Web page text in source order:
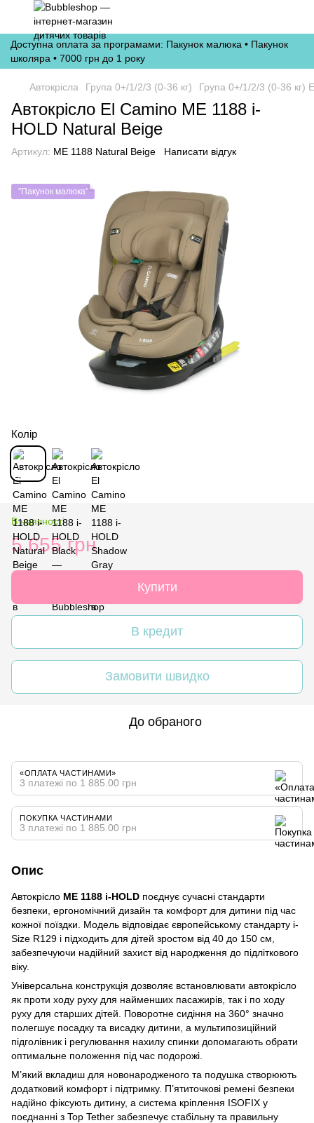
Доступна оплата за програмами: Пакунок малюка • Пакунок
школяра • 7000 грн до 1 року
Автокрісла Група 0+/1/2/3 (0-36 кг) Група 0+/1/2/3 (0-36 кг)
Автокрісло El Camino ME 1188 i-
HOLD Natural Beige
Артикул: ME 1188 Natural Beige Написати відгук
"Пакунок малюка"
Колір
В наявності
5 655 грн
Купити
В кредит
Замовити швидко
До обраного
«ОПЛАТА ЧАСТИНАМИ»
3 платежі по 1 885.00 грн
ПОКУПКА ЧАСТИНАМИ
3 платежі по 1 885.00 грн
Опис
Автокрісло ME 1188 i-HOLD поєднує сучасні стандарти
безпеки, ергономічний дизайн та комфорт для дитини під час
кожної поїздки. Модель відповідає європейському стандарту i-
Size R129 і підходить для дітей зростом від 40 до 150 см,
забезпечуючи надійний захист від народження до підліткового
віку.
Універсальна конструкція дозволяє встановлювати автокрісло
як проти ходу руху для найменших пасажирів, так і по ходу
руху для старших дітей. Поворотне сидіння на 360° значно
полегшує посадку та висадку дитини, а мультипозиційний
підголівник і регулювання нахилу спинки допомагають обрати
оптимальне положення під час подорожі.
М’який вкладиш для новонародженого та подушка створюють
додатковий комфорт і підтримку. П’ятиточкові ремені безпеки
надійно фіксують дитину, а система кріплення ISOFIX у
поєднанні з Top Tether забезпечує стабільну та правильну